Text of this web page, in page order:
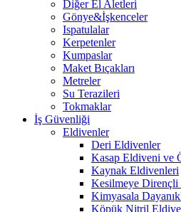
Diğer El Aletleri
Gönye&İşkenceler
Ispatulalar
Kerpetenler
Kumpaslar
Maket Bıçakları
Metreler
Su Terazileri
Tokmaklar
İş Güvenliği
Eldivenler
Deri Eldivenler
Kasap Eldiveni ve
Kaynak Eldivenleri
Kesilmeye Dirençli
Kimyasala
Köpük Nitril